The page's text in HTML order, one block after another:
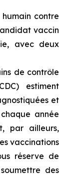
contre
vaccin
avec deux
de contrôle
estiment
et
année
par ailleurs,
vaccinations
réserve de
des